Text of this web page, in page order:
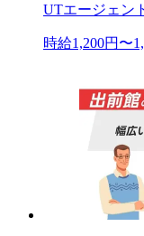
UTエージェン
時給1,200円〜